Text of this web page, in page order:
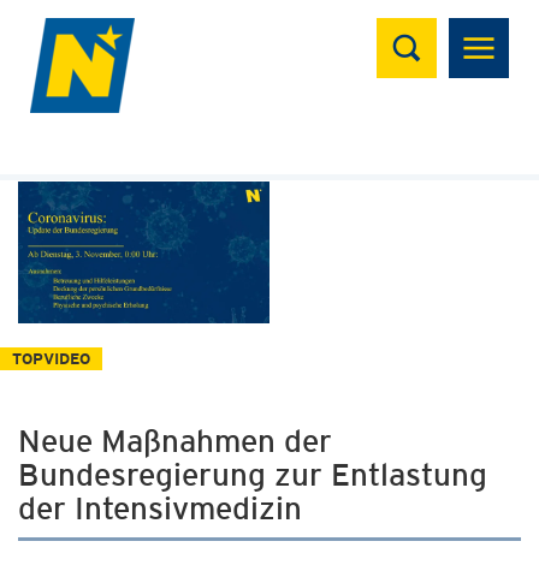
Suchen
TOPVIDEO
Neue Maßnahmen der
Bundesregierung zur Entlastung
der Intensivmedizin